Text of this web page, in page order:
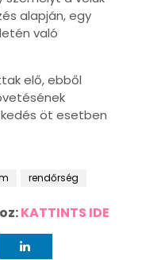
alapján, egy
való
elő, ebből
öt esetben
rendőrség
KATTINTS IDE